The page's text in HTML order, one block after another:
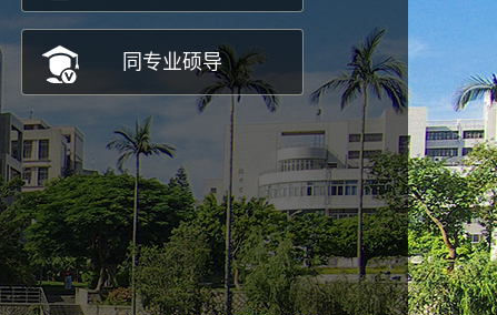
同专业硕导